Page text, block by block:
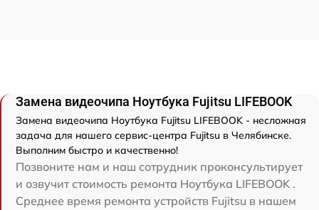
Замена видеочипа Ноутбука Fujitsu LIFEBOOK
Замена видеочипа Ноутбука Fujitsu LIFEBOOK - несложная
задача для нашего сервис-центра Fujitsu в Челябинске.
Выполним быстро и качественно!
Позвоните нам и наш сотрудник проконсультирует
и озвучит стоимость ремонта Ноутбука LIFEBOOK .
Среднее время ремонта устройств Fujitsu в нашем